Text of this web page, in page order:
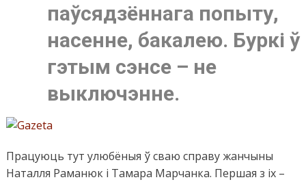
паўсядзённага попыту,
насенне, бакалею. Буркі ў
гэтым сэнсе – не
выключэнне.
Працуюць тут улюбёныя ў сваю справу жанчыны
Наталля Раманюк і Тамара Марчанка. Першая з іх –